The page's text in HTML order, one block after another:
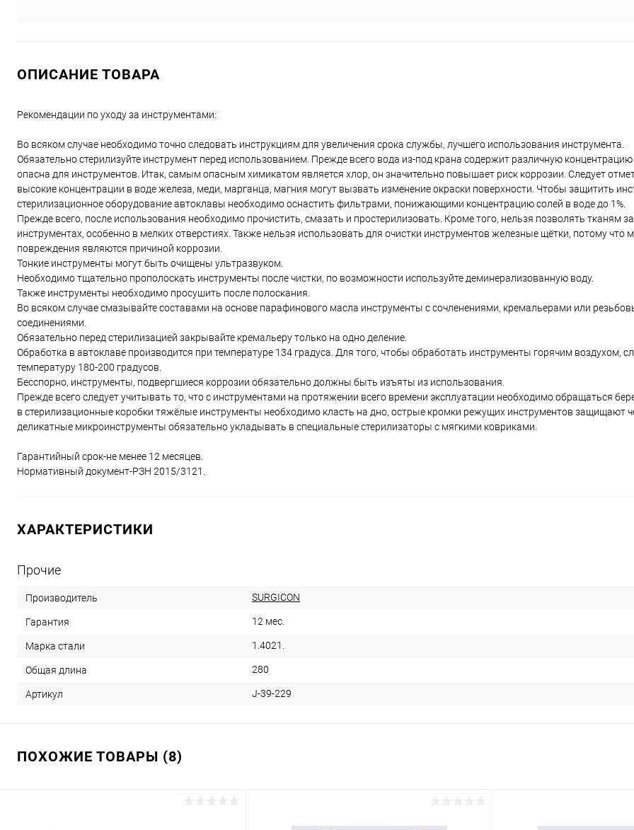
ОПИСАНИЕ ТОВАРА
Рекомендации по уходу за инструментами:
Во всяком случае необходимо точно следовать инструкциям для увеличения срока службы, лучшего использования инструмента.
Обязательно стерилизуйте инструмент перед использованием. Прежде всего вода из-под крана содержит различную концентрацию
опасна для инструментов. Итак, самым опасным химикатом является хлор, он значительно повышает риск коррозии. Cледует
высокие концентрации в воде железа, меди, марганца, магния могут вызвать изменение окраски поверхности. Чтобы защитить
стерилизационное оборудование автоклавы необходимо оснастить фильтрами, понижающими концентрацию солей в воде до 1%.
Прежде всего, после использования необходимо прочистить, смазать и простерилизовать. Кроме того, нельзя позволять тканям
инструментах, особенно в мелких отверстиях. Также нельзя использовать для очистки инструментов железные щётки, потому что
повреждения являются причиной коррозии.
Тонкие инструменты могут быть очищены ультразвуком.
Необходимо тщательно прополоскать инструменты после чистки, по возможности используйте деминерализованную воду.
Также инструменты необходимо просушить после полоскания.
Во всяком случае смазывайте составами на основе парафинового масла инструменты с сочленениями, кремальерами или
соединениями.
Обязательно перед стерилизацией закрывайте кремальеру только на одно деление.
Обработка в автоклаве производится при температуре 134 градуса. Для того, чтобы обработать инструменты горячим воздухом,
температуру 180-200 градусов.
Бесспорно, инструменты, подвергшиеся коррозии обязательно должны быть изъяты из использования.
Прежде всего следует учитывать то, что с инструментами на протяжении всего времени эксплуатации необходимо обращаться
в стерилизационные коробки тяжёлые инструменты необходимо класть на дно, острые кромки режущих инструментов защищают
деликатные микроинструменты обязательно укладывать в специальные стерилизаторы с мягкими ковриками.
Гарантийный срок-не менее 12 месяцев.
Нормативный документ-РЗН 2015/3121.
ХАРАКТЕРИСТИКИ
Прочие
Производитель SURGICON
Гарантия 12 мес.
Марка стали 1.4021.
Общая длина 280
Артикул J-39-229
ПОХОЖИЕ ТОВАРЫ (8)